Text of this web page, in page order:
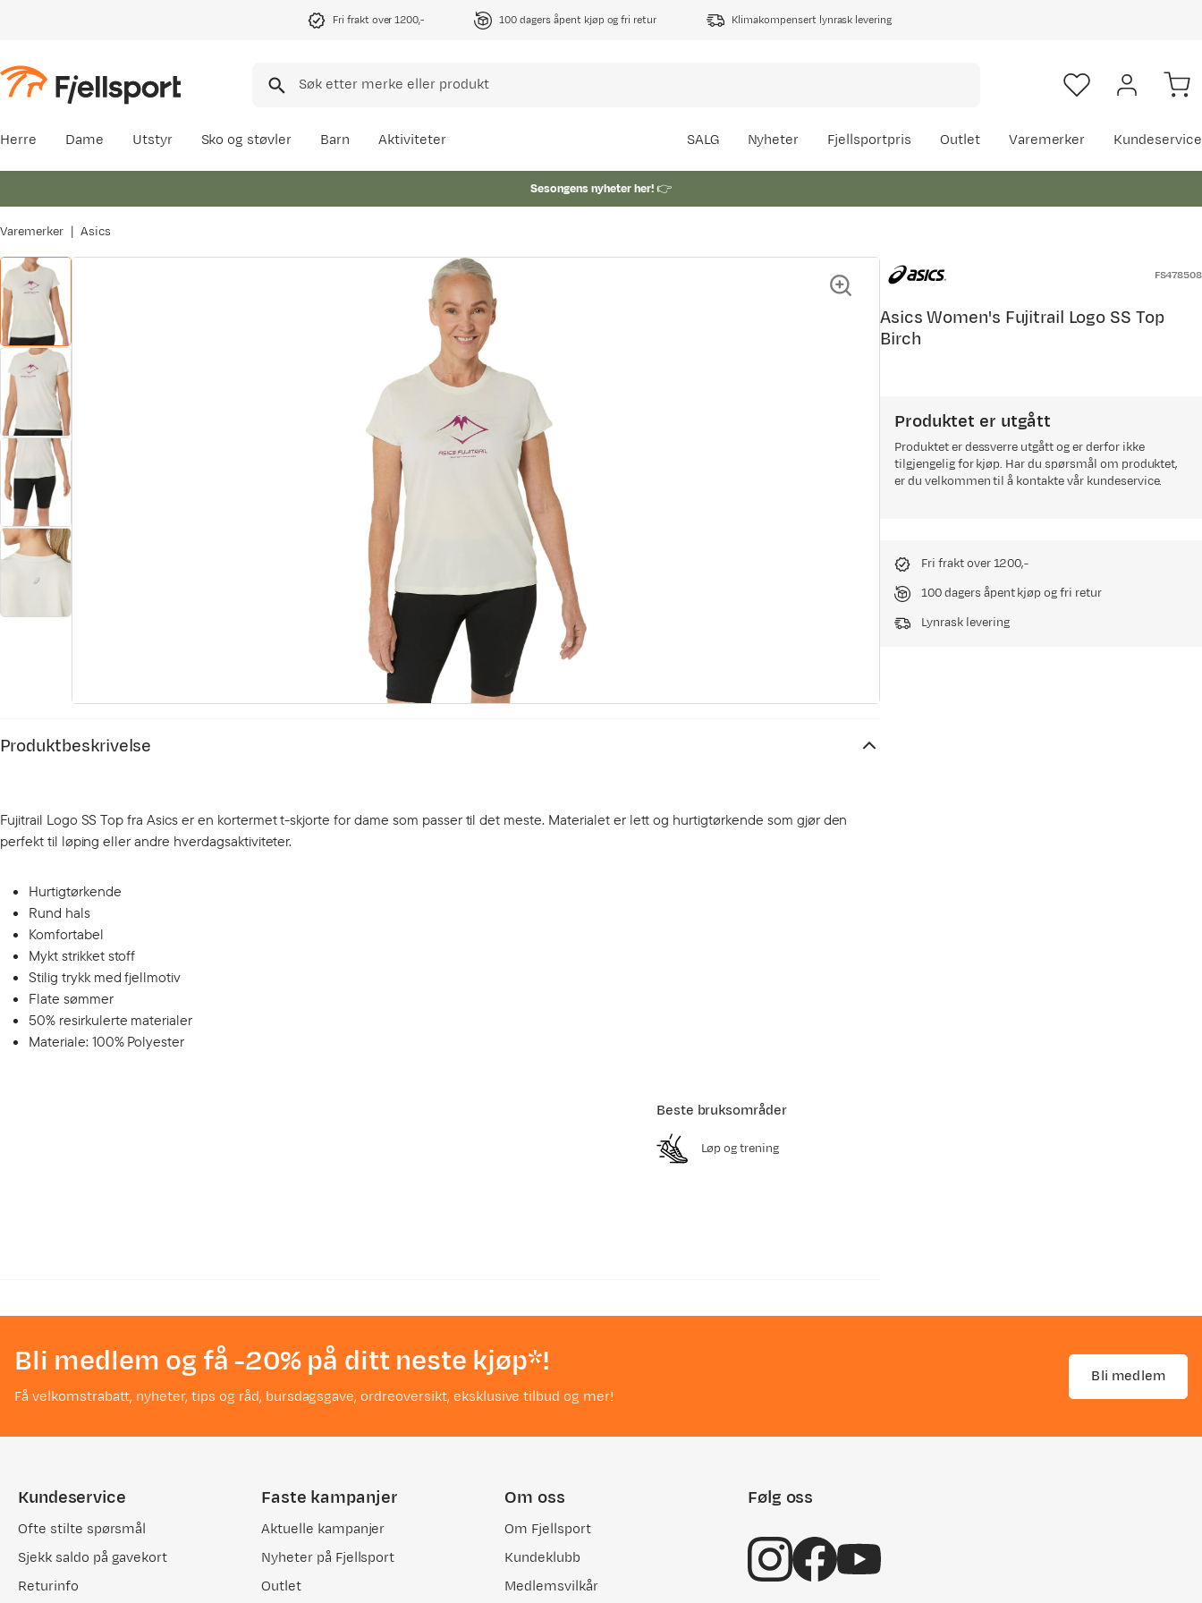
Fri frakt over 1200,- 100 dagers åpent kjøp og fri retur Klimakompensert lynrask levering
Herre Dame Utstyr Sko og støvler Barn Aktiviteter SALG Nyheter Fjellsportpris Outlet Varemerker Kundeservice
Sesongens nyheter her!👉
Varemerker Asics
Produktbeskrivelse
Fujitrail Logo SS Top fra Asics er en kortermet t-skjorte for dame som passer til det meste. Materialet er lett og hurtigtørkende som gjør den
perfekt til løping eller andre hverdagsaktiviteter.
Hurtigtørkende
Rund hals
Komfortabel
Mykt strikket stoff
Stilig trykk med fjellmotiv
Flate sømmer
50% resirkulerte materialer
Materiale: 100% Polyester
Beste bruksområder
Løp og trening
FS478508
Asics Women's Fujitrail Logo SS Top
Birch
Produktet er utgått
Produktet er dessverre utgått og er derfor ikke
tilgjengelig for kjøp. Har du spørsmål om produktet,
er du velkommen til å kontakte vår kundeservice.
Fri frakt over 1200,-
100 dagers åpent kjøp og fri retur
Lynrask levering
Bli medlem og få -20% på ditt neste kjøp*!
Få velkomstrabatt, nyheter, tips og råd, bursdagsgave, ordreoversikt, eksklusive tilbud og mer!
Bli medlem
Kundeservice
Ofte stilte spørsmål
Sjekk saldo på gavekort
Returinfo
Faste kampanjer
Aktuelle kampanjer
Nyheter på Fjellsport
Outlet
Om oss
Om Fjellsport
Kundeklubb
Medlemsvilkår
Følg oss